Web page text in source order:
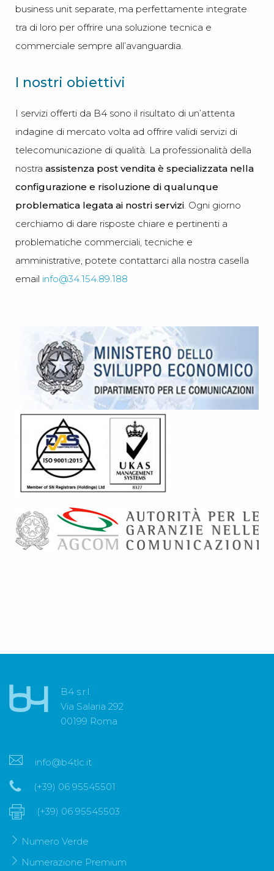
business unit separate, ma perfettamente integrate
tra di loro per offrire una soluzione tecnica e
commerciale sempre all’avanguardia.
I nostri obiettivi
I servizi offerti da B4 sono il risultato di un’attenta
indagine di mercato volta ad offrire validi servizi di
telecomunicazione di qualità. La professionalità della
nostra assistenza post vendita è specializzata nella
configurazione e risoluzione di qualunque
problematica legata ai nostri servizi . Ogni giorno
cerchiamo di dare risposte chiare e pertinenti a
problematiche commerciali, tecniche e
amministrative, potete contattarci alla nostra casella
email info@34.154.89.188
B4 s.r.l.
Via Salaria 292
00199 Roma
info@b4tlc.it
(+39) 06 95545501
(+39) 06 95545503
Numero Verde
Numerazione Premium